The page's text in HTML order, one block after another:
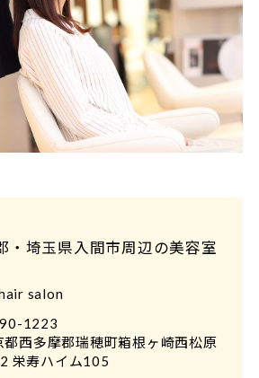
・埼玉県入間市周辺の美容室
salon
1223
都西多摩郡瑞穂町箱根ヶ崎西松原
栄寿ハイム105